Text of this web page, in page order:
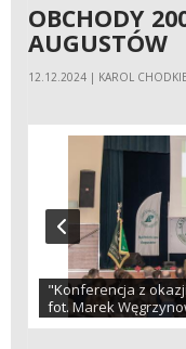
OBCHODY
AUGUSTÓW
12.12.2024 | KAROL
"Konferencja z
fot. Marek